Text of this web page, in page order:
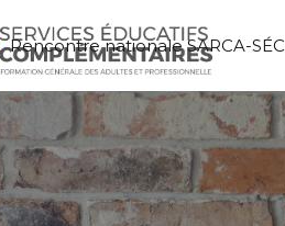
Rencontre nationale SARCA-SÉC